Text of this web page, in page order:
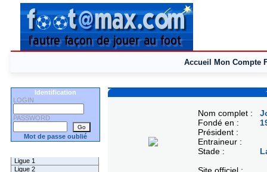
Accueil Mon Compte
Identification
LOGIN
PASSWORD
Mot de passe oublié
Ligue 1
Ligue 2
Nom complet :
Fondé en :
Président :
Entraineur :
Stade :